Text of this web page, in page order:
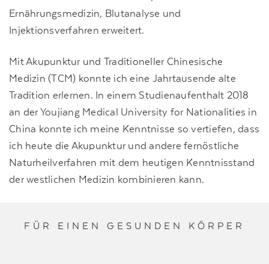
Ernährungsmedizin, Blutanalyse und
Injektionsverfahren erweitert.
Mit Akupunktur und Traditioneller Chinesische
Medizin (TCM) konnte ich eine Jahrtausende alte
Tradition erlernen. In einem Studienaufenthalt 2018
an der Youjiang Medical University for Nationalities in
China konnte ich meine Kenntnisse so vertiefen, dass
ich heute die Akupunktur und andere fernöstliche
Naturheilverfahren mit dem heutigen Kenntnisstand
der westlichen Medizin kombinieren kann.
FÜR EINEN GESUNDEN KÖRPER